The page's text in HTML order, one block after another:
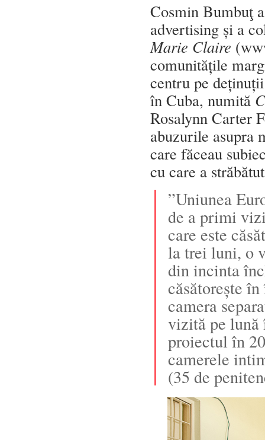
Cosmin Bumbuţ
advertising și a
Marie Claire
comunitățile
centru pe
în Cuba, numită
Rosalynn Carter
abuzurile asupra
care făceau
cu care a
”Uniunea
de a primi
care este
la trei luni, o
din incinta
căsătorește
camera
vizită pe lună
proiectul în
camerele
(35 de